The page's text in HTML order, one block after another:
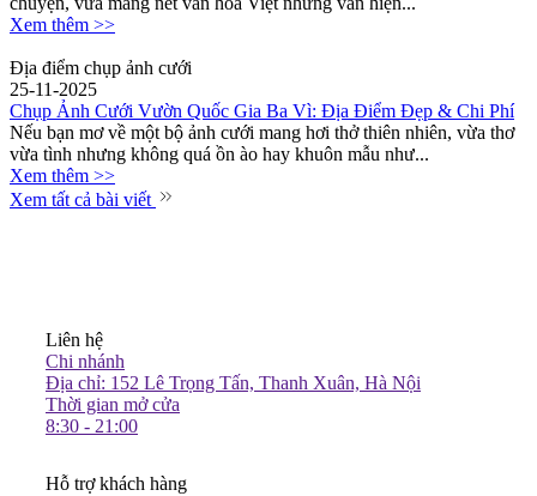
Xem thêm >>
Địa điểm chụp ảnh cưới
25-11-2025
Chụp Ảnh Cưới Vườn Quốc Gia Ba Vì: Địa Điểm Đẹp & Chi Phí
Nếu bạn mơ về một bộ ảnh cưới mang hơi thở thiên nhiên, vừa thơ
vừa tình nhưng không quá ồn ào hay khuôn mẫu như...
Xem thêm >>
Xem tất cả bài viết
Liên hệ
Chi nhánh
Địa chỉ: 152 Lê Trọng Tấn, Thanh Xuân, Hà Nội
Thời gian mở cửa
8:30 - 21:00
Hỗ trợ khách hàng